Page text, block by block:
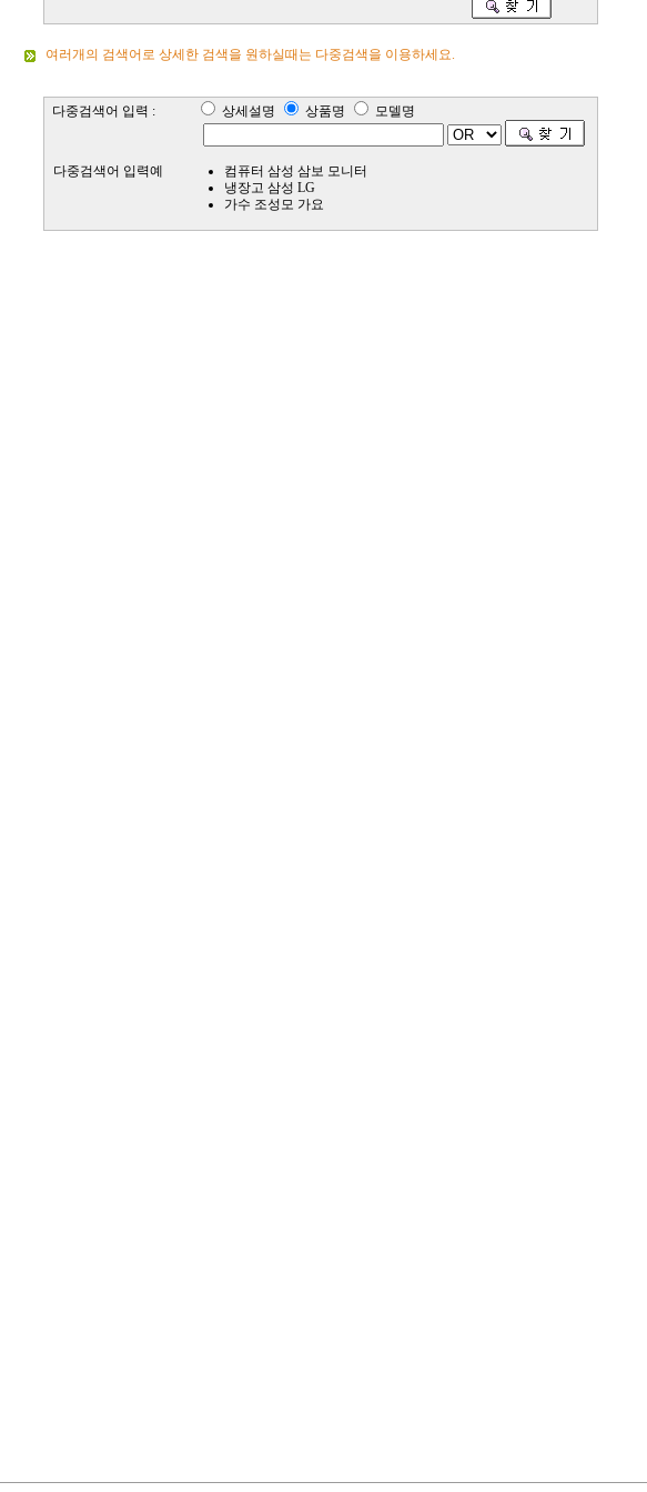
여러개의 검색어로 상세한 검색을 원하실때는 다중검색을 이용하세요.
다중검색어 입력 : 상세설명 상품명 모델명
다중검색어 입력예
컴퓨터 삼성 삼보 모니터
냉장고 삼성 LG
가수 조성모 가요